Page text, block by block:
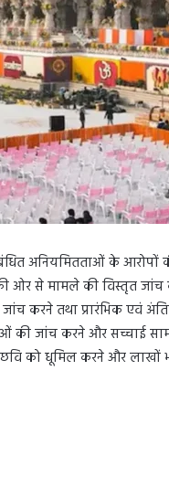
अनियमितताओं के
ओर से मामले की विस्तृत
करने तथा प्रारंभिक एवं
की जांच करने और सच्चाई
को धूमिल करने और